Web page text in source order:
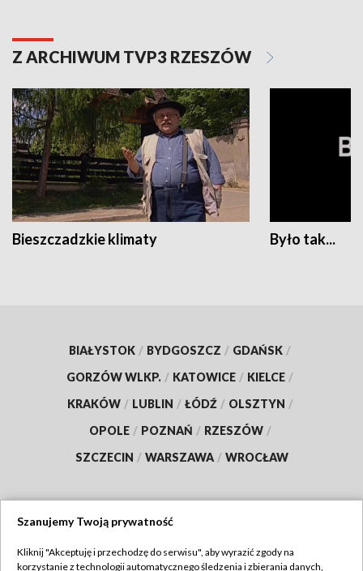
Z ARCHIWUM TVP3 RZESZÓW
Bieszczadzkie klimaty Było tak...
BIAŁYSTOK / BYDGOSZCZ / GDAŃSK /
GORZÓW WLKP. / KATOWICE / KIELCE /
KRAKÓW / LUBLIN / ŁÓDŹ / OLSZTYN /
OPOLE / POZNAŃ / RZESZÓW /
SZCZECIN / WARSZAWA / WROCŁAW
Szanujemy Twoją prywatność
Kliknij "Akceptuję i przechodzę do serwisu", aby wyrazić zgody na
korzystanie z technologii automatycznego śledzenia i zbierania danych,